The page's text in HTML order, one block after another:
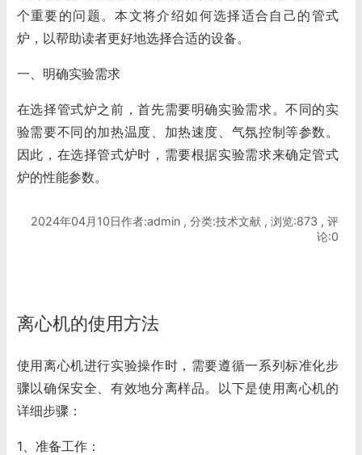
个重要的问题。本文将介绍如何选择适合自己的管式
炉，以帮助读者更好地选择合适的设备。
一、明确实验需求
在选择管式炉之前，首先需要明确实验需求。不同的实
验需要不同的加热温度、加热速度、气氛控制等参数。
因此，在选择管式炉时，需要根据实验需求来确定管式
炉的性能参数。
2024年04月10日作者:admin , 分类:技术文献 , 浏览:873 , 评
论:0
离心机的使用方法
使用离心机进行实验操作时，需要遵循一系列标准化步
骤以确保安全、有效地分离样品。以下是使用离心机的
详细步骤：
1、准备工作：